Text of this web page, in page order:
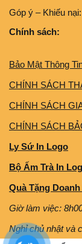
Góp ý – Khiếu
Chính sách:
Bảo Mật Thông
CHÍNH SÁCH
CHÍNH SÁCH
CHÍNH SÁCH
Ly Sứ In Logo
Bộ Ấm Trà In
Quà Tặng
Giờ làm việc:
Nghỉ chủ nhật và